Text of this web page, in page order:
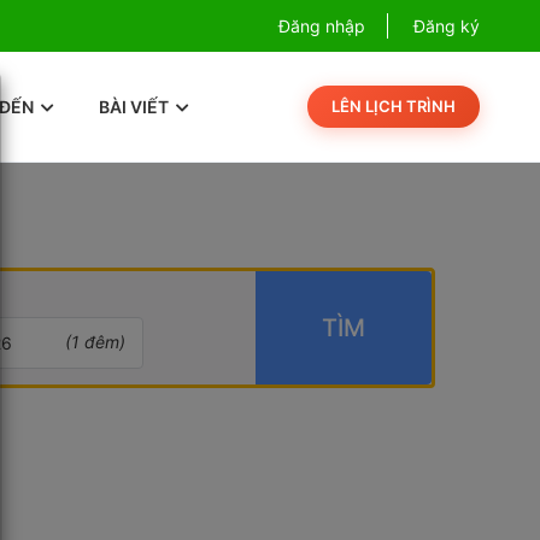
Combo Phú Quốc Giá Cực SốcĐăng nhập Đăng ký
BÀI VIẾT LÊN LỊCH TRÌNH
(1 đêm) TÌM